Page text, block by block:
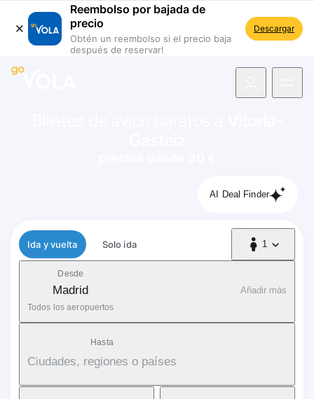
Reembolso por bajada de
precio
Obtén un reembolso si el precio baja
después de reservar!
Descargar
AI Deal Finder
Tipo de vuelo
Ida y vuelta Solo ida 1
1 Pasajero
Desde
Madrid
Todos los aeropuertos
Añadir más
Hasta
Ciudades, regiones o países